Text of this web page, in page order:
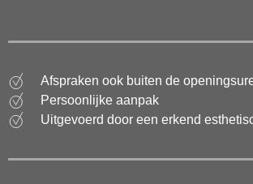
Afspraken ook buiten de
Persoonlijke aanpak
Uitgevoerd door een erkend